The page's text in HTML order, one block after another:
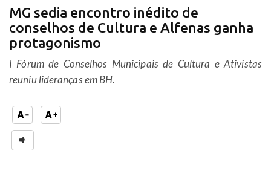
MG sedia encontro inédito de
conselhos de Cultura e Alfenas ganha
protagonismo
I Fórum de Conselhos Municipais de Cultura e Ativistas
reuniu lideranças em BH.